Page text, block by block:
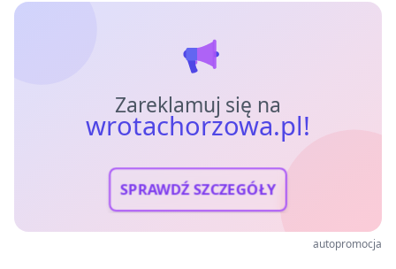
Zareklamuj się na
wrotachorzowa.pl!
SPRAWDŹ SZCZEGÓŁY
autopromocja